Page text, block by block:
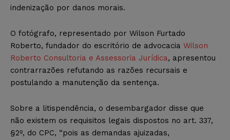
indenização por danos morais.
O fotógrafo, representado por Wilson Furtado
Roberto, fundador do escritório de advocacia Wilson
Roberto Consultoria e Assessoria Jurídica, apresentou
contrarrazões refutando as razões recursais e
postulando a manutenção da sentença.
Sobre a litispendência, o desembargador disse que
não existem os requisitos legais dispostos no art. 337,
§2º, do CPC, “pois as demandas ajuizadas,